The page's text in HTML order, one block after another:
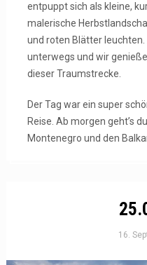
entpuppt sich als kleine,
malerische
und roten Blätter
unterwegs und wir
dieser Traumstrecke.
Der Tag war ein super
Reise. Ab morgen geht’s
Montenegro und den
16.